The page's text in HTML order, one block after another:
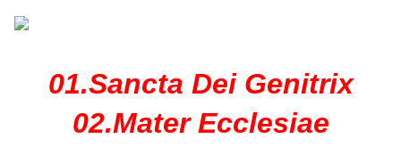
01.Sancta Dei Genitrix
02.Mater Ecclesiae